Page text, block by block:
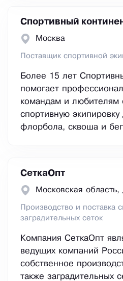
Спортивный
Москва
Поставщик спортивной
Более 15 лет
помогает
командам и любителям
спортивную экипировку
флорбола, сквоша и
СеткаОпт
Московская
Производство и поставка
заградительных сеток
Компания СеткаОпт
ведущих компаний
собственное
также заградительных